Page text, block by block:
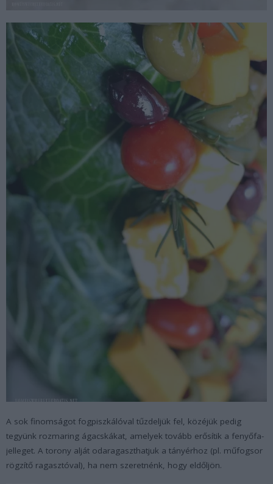
A sok finomságot fogpiszkálóval tűzdeljük fel, közéjük pedig
tegyünk rozmaring ágacskákat, amelyek tovább erősítik a fenyőfa-
jelleget. A torony alját odaragaszthatjuk a tányérhoz (pl. műfogsor
rögzítő ragasztóval), ha nem szeretnénk, hogy eldőljön.